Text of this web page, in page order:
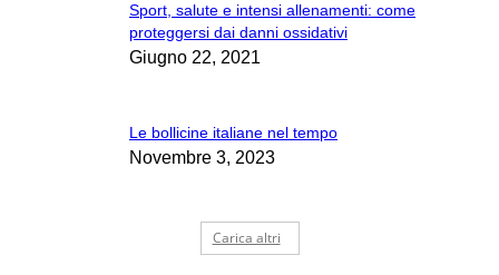
Sport, salute e intensi allenamenti: come
proteggersi dai danni ossidativi
Giugno 22, 2021
Le bollicine italiane nel tempo
Novembre 3, 2023
Carica altri